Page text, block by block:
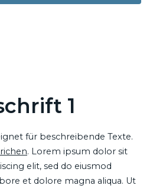
1
für beschreibende Texte.
. Lorem ipsum dolor sit
elit, sed do eiusmod
et dolore magna aliqua. Ut